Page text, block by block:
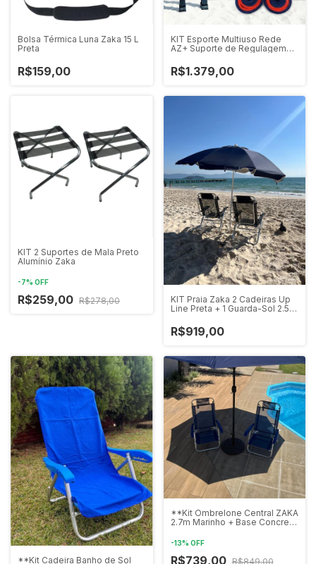
Bolsa Térmica Luna Zaka 15 L
Preta
R$159,00
KIT Esporte Multiuso Rede
AZ+ Suporte de Regulagem
R$1.379,00
KIT 2 Suportes de Mala Preto
Alumínio Zaka
-7% OFF
R$259,00 R$278,00
KIT Praia Zaka 2 Cadeiras Up
Line Preta + 1 Guarda-Sol 2.5
R$919,00
**Kit Cadeira Banho de Sol
**Kit Ombrelone Central ZAKA
2.7m Marinho + Base Concreto
-13% OFF
R$739,00 R$849,00